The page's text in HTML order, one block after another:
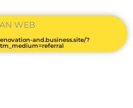
WEB
and.business.site/?